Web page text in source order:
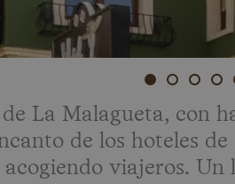
La Malagueta, con
de los hoteles
acogiendo viajeros.